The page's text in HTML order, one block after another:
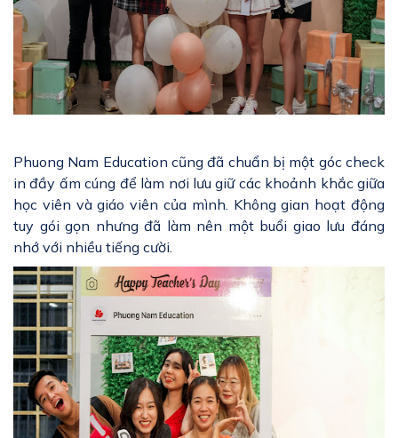
Phuong Nam Education cũng đã chuẩn bị một góc check
in đầy ấm cúng để làm nơi lưu giữ các khoảnh khắc giữa
học viên và giáo viên của mình. Không gian hoạt động
tuy gói gọn nhưng đã làm nên một buổi giao lưu đáng
nhớ với nhiều tiếng cười.